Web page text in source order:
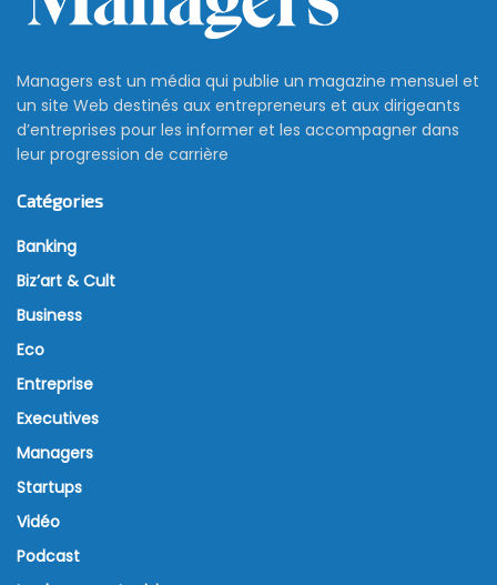
Managers est un média qui publie un magazine mensuel et
un site Web destinés aux entrepreneurs et aux dirigeants
d’entreprises pour les informer et les accompagner dans
leur progression de carrière
Catégories
Banking
Biz’art & Cult
Business
Eco
Entreprise
Executives
Managers
Startups
Vidéo
Podcast